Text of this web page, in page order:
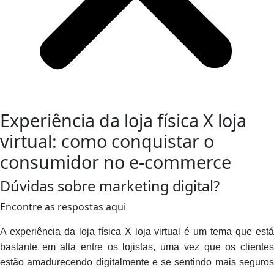
Experiência da loja física X loja
virtual: como conquistar o
consumidor no e-commerce
Dúvidas sobre marketing digital?
Encontre as respostas aqui
A experiência da loja física X loja virtual é um tema que está
bastante em alta entre os lojistas, uma vez que os clientes
estão amadurecendo digitalmente e se sentindo mais seguros